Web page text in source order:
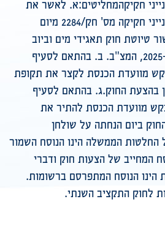
חקיקהמחליטים:א. לאשר את
החלטת ועדת השרים לענייני חקיקה מס' חק/2284 מיום
אישור טיוטת חוק תאגידי מים וביוב
(תיקון מס' 19), התשפ"ו-2025, המצ"ב. ב. בהתאם לסעיף
מוועדת הכנסת לקצר את תקופת
בהצעת החוק.ג. בהתאם לסעיף
מוועדת הכנסת להתיר את
ביום הנחתה על שולחן
החלטות הממשלה הינו הנוסח השמור
המחייב של הצעות חוק ודברי
הינו הנוסח המתפרסם ברשומות.
לחוק התקציב השנתי.